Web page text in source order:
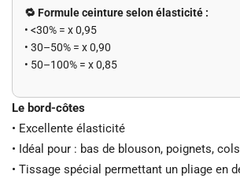
🔁 Formule ceinture selon élasticité :
• <30% = x 0,95
• 30–50% = x 0,90
• 50–100% = x 0,85
Le bord-côtes
• Excellente élasticité
• Idéal pour : bas de blouson, poignets,
• Tissage spécial permettant un pliage en